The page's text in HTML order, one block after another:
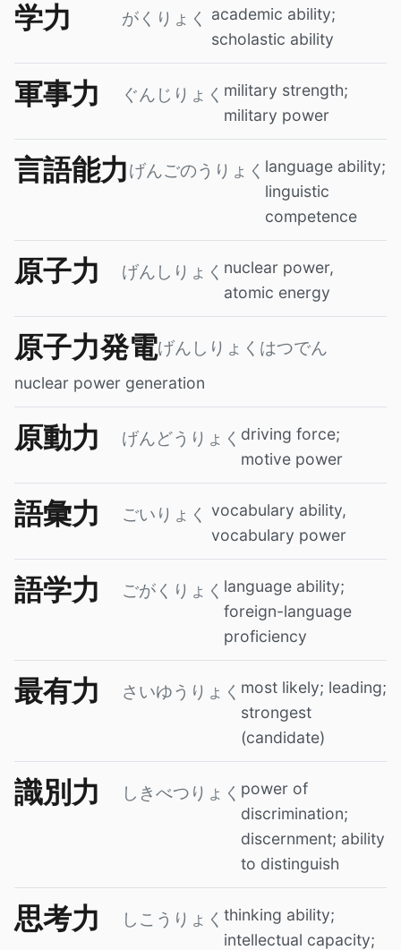
学力 がくりょく
academic ability;
scholastic ability
軍事力 ぐんじりょく military strength;
military power
言語能力げんごのうりょく language ability;
linguistic
competence
原子力 げんしりょく nuclear power,
atomic energy
原子力発電げんしりょくはつでん
nuclear power generation
原動力 げんどうりょく driving force;
motive power
語彙力 ごいりょく vocabulary ability,
vocabulary power
語学力 ごがくりょく language ability;
foreign-language
proficiency
最有力 さいゆうりょく most likely; leading;
strongest
(candidate)
識別力 しきべつりょく power of
discrimination;
discernment; ability
to distinguish
思考力 しこうりょく thinking ability;
intellectual capacity;